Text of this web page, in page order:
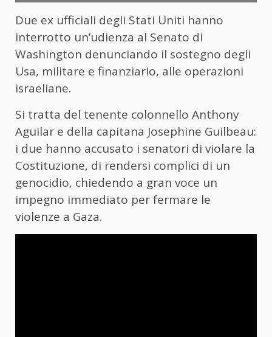
Due ex ufficiali degli Stati Uniti hanno
interrotto un’udienza al Senato di
Washington denunciando il sostegno degli
Usa, militare e finanziario, alle operazioni
israeliane.
Si tratta del tenente colonnello Anthony
Aguilar e della capitana Josephine Guilbeau:
i due hanno accusato i senatori di violare la
Costituzione, di rendersi complici di un
genocidio, chiedendo a gran voce un
impegno immediato per fermare le
violenze a Gaza.